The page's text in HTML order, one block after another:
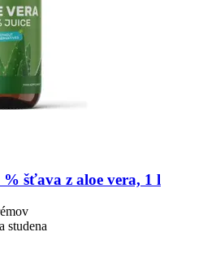
% šťava z aloe vera, 1 l
studena